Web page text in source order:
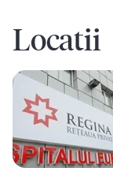
Locatii